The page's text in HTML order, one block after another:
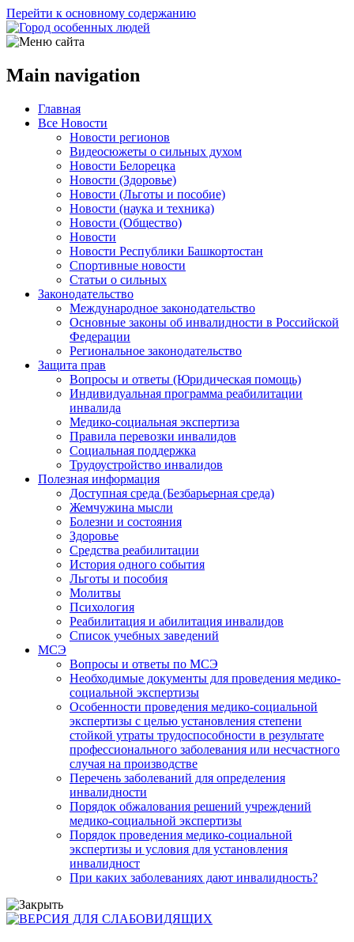
Перейти к основному содержанию
Main navigation
Главная
Все Новости
Новости регионов
Видеосюжеты о сильных духом
Новости Белорецка
Новости (Здоровье)
Новости (Льготы и пособие)
Новости (наука и техника)
Новости (Общество)
Новости
Новости Республики Башкортостан
Спортивные новости
Статьи о сильных
Законодательство
Международное законодательство
Основные законы об инвалидности в Российской
Федерации
Региональное законодательство
Защита прав
Вопросы и ответы (Юридическая помощь)
Индивидуальная программа реабилитации
инвалида
Медико-социальная экспертиза
Правила перевозки инвалидов
Социальная поддержка
Трудоустройство инвалидов
Полезная информация
Доступная среда (Безбарьерная среда)
Жемчужина мысли
Болезни и состояния
Здоровье
Средства реабилитации
История одного события
Льготы и пособия
Молитвы
Психология
Реабилитация и абилитация инвалидов
Список учебных заведений
МСЭ
Вопросы и ответы по МСЭ
Необходимые документы для проведения медико-
социальной экспертизы
Особенности проведения медико-социальной
экспертизы с целью установления степени
стойкой утраты трудоспособности в результате
профессионального заболевания или несчастного
случая на производстве
Перечень заболеваний для определения
инвалидности
Порядок обжалования решений учреждений
медико-социальной экспертизы
Порядок проведения медико-социальной
экспертизы и условия для установления
инвалидност
При каких заболеваниях дают инвалидность?